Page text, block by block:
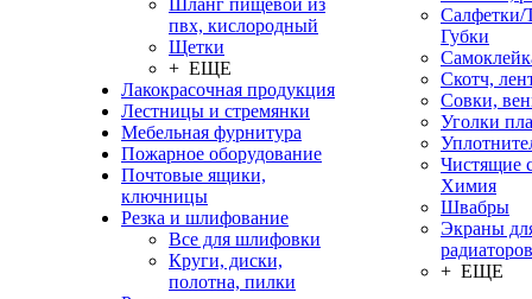
Шланг пищевой из
пвх, кислородный
Щетки
+ ЕЩЕ
Лакокрасочная продукция
Лестницы и стремянки
Мебельная фурнитура
Пожарное оборудование
Почтовые ящики,
ключницы
Резка и шлифование
Все для шлифовки
Круги, диски,
полотна, пилки
Салфетки/
Губки
Скотч,
Совки,
Уголки
Чистящие
Химия
Швабры
Экраны
радиаторов
+ ЕЩЕ